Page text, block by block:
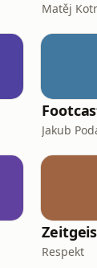
Matěj
Respekt